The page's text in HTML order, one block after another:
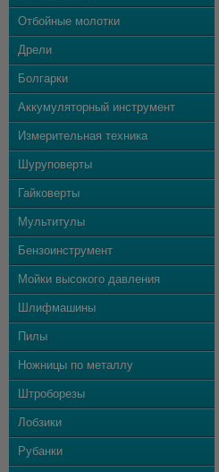
Отбойные молотки
Дрели
Болгарки
Аккумуляторный инструмент
Измерительная техника
Шуруповерты
Гайковерты
Мультитулы
Бензоинструмент
Мойки высокого давления
Шлифмашины
Пилы
Ножницы по металлу
Штроборезы
Лобзики
Рубанки